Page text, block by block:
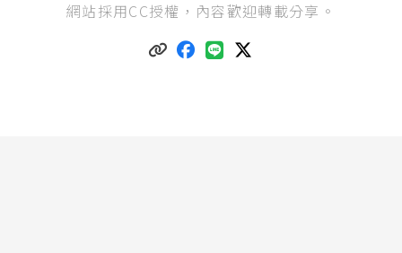
線於2004年至2006年期間，發生一連串的鐵路遭
本文對案例事實的說明與法律分析，主要參考
網站採用CC授權，內容歡迎轉載分享。